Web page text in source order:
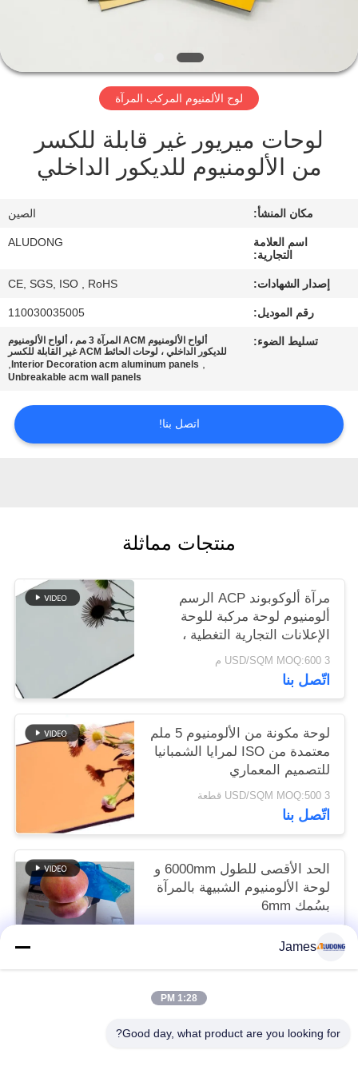
اتصل
أخبار
اطلب
اقتباس
خريطة
الموقع
سياسة
الخصوصية
لوح الألمنيوم المركب المرآة
لوحات ميريور غير قابلة للكسر
من الألومنيوم للديكور الداخلي
مكان المنشأ: الصين
اسم العلامة
التجارية:
ALUDONG
إصدار الشهادات: CE, SGS, ISO , RoHS
رقم الموديل: 110030035005
تسليط الضوء:
ألواح الألومنيوم ACM المرآة 3 مم ، ألواح الألومنيوم
للديكور الداخلي ، لوحات الحائط ACM غير القابلة للكسر
,
Interior Decoration acm aluminum panels
,
Unbreakable acm wall panels
اتصل بنا!
منتجات مماثلة
مرآة ألوكوبوند ACP الرسم
ألومنيوم لوحة مركبة للوحة
الإعلانات التجارية التغطية ،
الستائر الحائط الشاشة الخارجية
لوحة الحائط والديكور الداخلي
لوحة الحائط الزخرفية ACP
3 USD/SQM MOQ:600 م
اتّصل بنا
لوحة مكونة من الألومنيوم 5 ملم
معتمدة من ISO لمرايا الشمبانيا
للتصميم المعماري
3 USD/SQM MOQ:500 قطعة
اتّصل بنا
الحد الأقصى للطول 6000mm و
لوحة الألومنيوم الشبيهة بالمرآة
بسُمك 6mm
اتّصل بنا
James
1:28 PM
Good day, what product are you looking for?